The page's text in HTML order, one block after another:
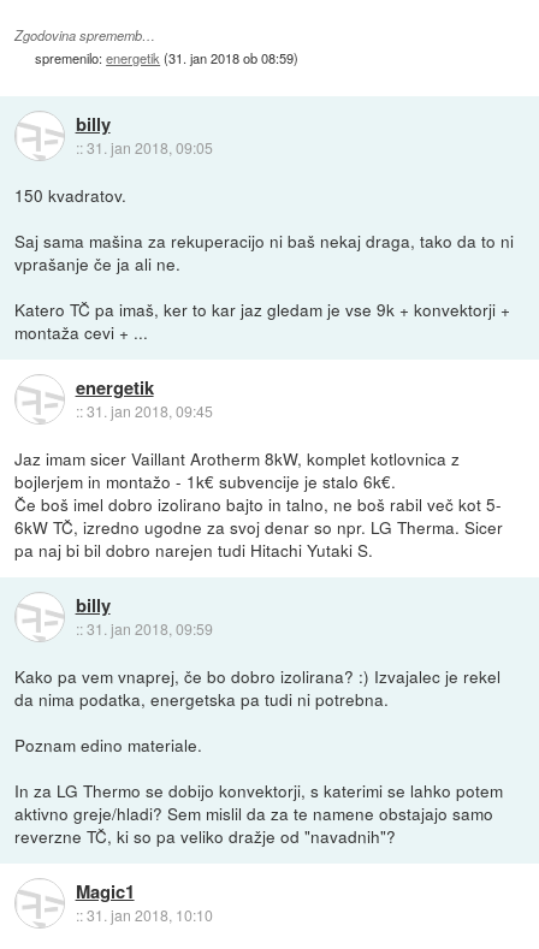
Zgodovina sprememb…
spremenilo:energetik(31. jan 2018 ob 08:59)
billy
::31. jan 2018, 09:05
150 kvadratov.
Saj sama mašina za rekuperacijo ni baš nekaj draga, tako da to ni
vprašanje če ja ali ne.
Katero TČ pa imaš, ker to kar jaz gledam je vse 9k + konvektorji +
montaža cevi + ...
energetik
::31. jan 2018, 09:45
Jaz imam sicer Vaillant Arotherm 8kW, komplet kotlovnica z
bojlerjem in montažo - 1k€ subvencije je stalo 6k€.
Če boš imel dobro izolirano bajto in talno, ne boš rabil več kot 5-
6kW TČ, izredno ugodne za svoj denar so npr. LG Therma. Sicer
pa naj bi bil dobro narejen tudi Hitachi Yutaki S.
billy
::31. jan 2018, 09:59
Kako pa vem vnaprej, če bo dobro izolirana? :) Izvajalec je rekel
da nima podatka, energetska pa tudi ni potrebna.
Poznam edino materiale.
In za LG Thermo se dobijo konvektorji, s katerimi se lahko potem
aktivno greje/hladi? Sem mislil da za te namene obstajajo samo
reverzne TČ, ki so pa veliko dražje od "navadnih"?
Magic1
::31. jan 2018, 10:10